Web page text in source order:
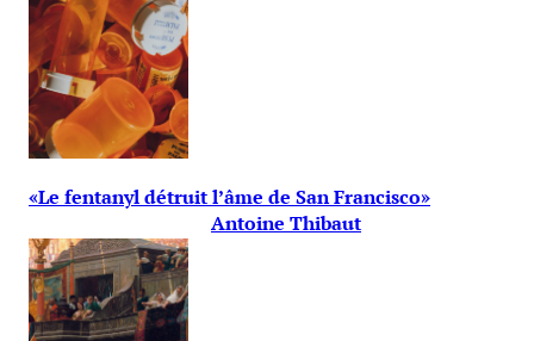
«Le fentanyl détruit l’âme de San Francisco»
Antoine Thibaut